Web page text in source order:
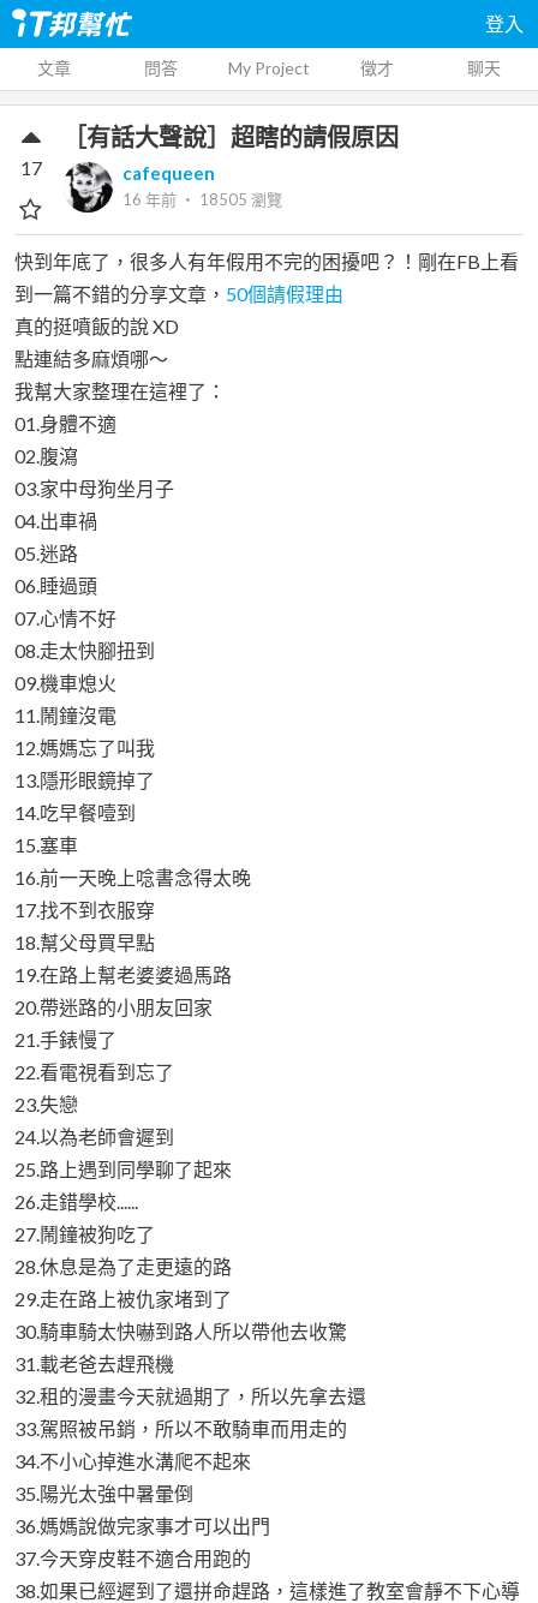
登入
文章 問答 My Project 徵才 聊天
［有話大聲說］超瞎的請假原因
cafequeen
16 年前 ‧ 18505 瀏覽
17
快到年底了，很多人有年假用不完的困擾吧？！剛在FB上看
到一篇不錯的分享文章， 50個請假理由
真的挺噴飯的說 XD
點連結多麻煩哪～
我幫大家整理在這裡了：
01.身體不適
02.腹瀉
03.家中母狗坐月子
04.出車禍
05.迷路
06.睡過頭
07.心情不好
08.走太快腳扭到
09.機車熄火
11.鬧鐘沒電
12.媽媽忘了叫我
13.隱形眼鏡掉了
14.吃早餐噎到
15.塞車
16.前一天晚上唸書念得太晚
17.找不到衣服穿
18.幫父母買早點
19.在路上幫老婆婆過馬路
20.帶迷路的小朋友回家
21.手錶慢了
22.看電視看到忘了
23.失戀
24.以為老師會遲到
25.路上遇到同學聊了起來
26.走錯學校......
27.鬧鐘被狗吃了
28.休息是為了走更遠的路
29.走在路上被仇家堵到了
30.騎車騎太快嚇到路人所以帶他去收驚
31.載老爸去趕飛機
32.租的漫畫今天就過期了，所以先拿去還
33.駕照被吊銷，所以不敢騎車而用走的
34.不小心掉進水溝爬不起來
35.陽光太強中暑暈倒
36.媽媽說做完家事才可以出門
37.今天穿皮鞋不適合用跑的
38.如果已經遲到了還拼命趕路，這樣進了教室會靜不下心導